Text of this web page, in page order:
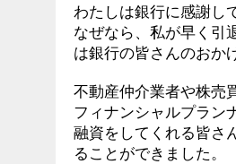
わたしは銀行に感謝し
なぜなら、私が早く引
は銀行の皆さんのおか
不動産仲介業者や株売
フィナンシャルプラン
融資をしてくれる皆さ
ることができました。